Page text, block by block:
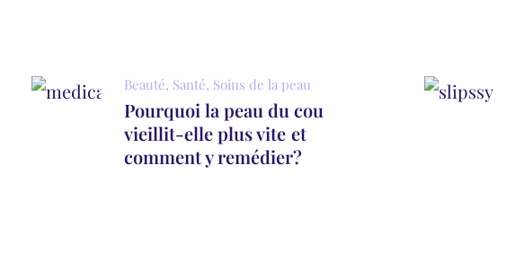
Beauté, Santé, Soins de la peau
Pourquoi la peau du cou
vieillit-elle plus vite et
comment y remédier?